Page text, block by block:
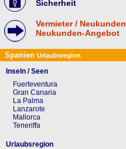
Sicherheit
Vermieter / Neukunden
Neukunden-Angebot
Spanien Urlaubsregion
Inseln / Seen
Fuerteventura
Gran Canaria
La Palma
Lanzarote
Mallorca
Teneriffa
Urlaubsregion